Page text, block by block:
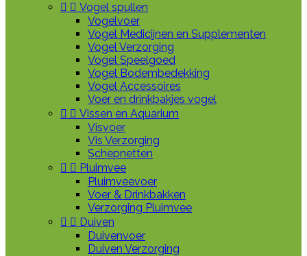
  Vogel spullen
Vogelvoer
Vogel Medicijnen en Supplementen
Vogel Verzorging
Vogel Speelgoed
Vogel Bodembedekking
Vogel Accessoires
Voer en drinkbakjes vogel
  Vissen en Aquarium
Visvoer
Vis Verzorging
Schepnetten
  Pluimvee
Pluimveevoer
Voer & Drinkbakken
Verzorging Pluimvee
  Duiven
Duivenvoer
Duiven Verzorging